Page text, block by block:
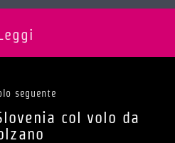
seguente
col volo da